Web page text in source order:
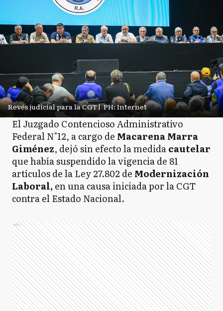
Revés judicial para la CGT| PH: Internet
El Juzgado Contencioso Administrativo
Federal N°12, a cargo de Macarena Marra
Giménez, dejó sin efecto la medidacautelar
que había suspendido la vigencia de 81
artículos de la Ley 27.802 de Modernización
Laboral, en una causa iniciada por la CGT
contra el Estado Nacional.
Ads